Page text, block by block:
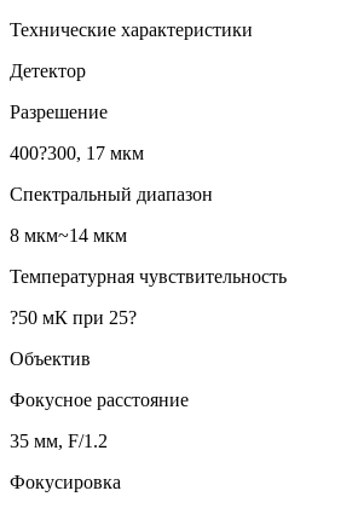
Технические характеристики
Детектор
Разрешение
400?300, 17 мкм
Спектральный диапазон
8 мкм~14 мкм
Температурная чувствительность
?50 мК при 25?
Объектив
Фокусное расстояние
35 мм, F/1.2
Фокусировка